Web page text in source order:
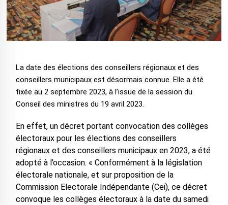
La date des élections des conseillers régionaux et des
conseillers municipaux est désormais connue. Elle a été
fixée au 2 septembre 2023, à l’issue de la session du
Conseil des ministres du 19 avril 2023.
En effet, un décret portant convocation des collèges
électoraux pour les élections des conseillers
régionaux et des conseillers municipaux en 2023, a été
adopté à l’occasion. « Conformément à la législation
électorale nationale, et sur proposition de la
Commission Electorale Indépendante (Cei), ce décret
convoque les collèges électoraux à la date du samedi